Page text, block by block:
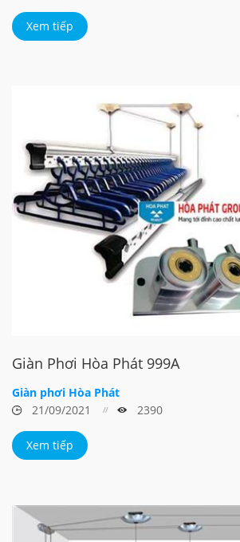
Xem tiếp
Giàn Phơi Hòa Phát 999A
Giàn phơi Hòa Phát
21/09/2021
2390
Xem tiếp